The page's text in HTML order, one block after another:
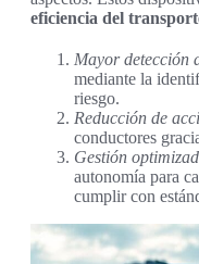
eficiencia del
Mayor detección
mediante la
riesgo.
Reducción de
conductores
Gestión
autonomía para
cumplir con